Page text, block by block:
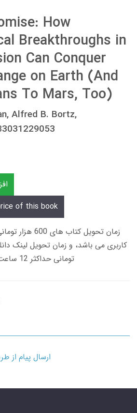
How
Breakthroughs in
Can Conquer
on Earth (And
To Mars, Too)
Alfred B. Bortz,
of this book
زمان تحویل
تومانی حداکثر 12 ساعت از طریق پیامک/ایمیل
ارسال پیام از طریق ایتا: